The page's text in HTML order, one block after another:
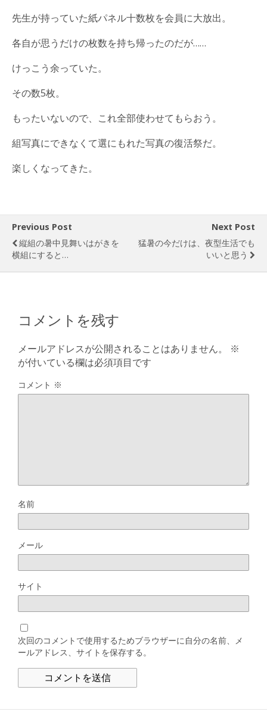
先生が持っていた紙パネル十数枚を会員に大放出。
各自が思うだけの枚数を持ち帰ったのだが……
けっこう余っていた。
その数5枚。
もったいないので、これ全部使わせてもらおう。
組写真にできなくて選にもれた写真の復活祭だ。
楽しくなってきた。
Previous Post
縦組の暑中見舞いはがきを
横組にすると…
Next Post
猛暑の今だけは、夜型生活でも
いいと思う
コメントを残す
メールアドレスが公開されることはありません。
※
が付いている欄は必須項目です
コメント ※
名前
メール
サイト
次回のコメントで使用するためブラウザーに自分の名前、メ
ールアドレス、サイトを保存する。